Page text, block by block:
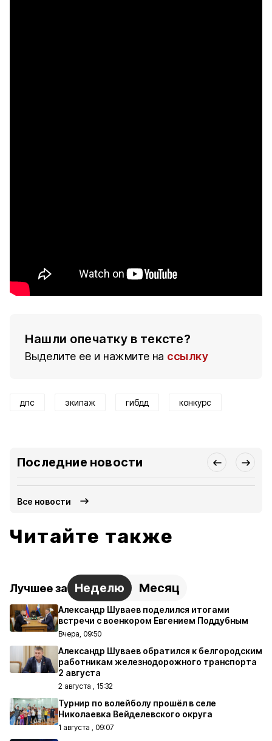
Нашли опечатку в тексте?
Выделите ее и нажмите на ссылку
дпс экипаж гибдд конкурс
Последние новости
Все новости
Читайте также
Лучшее за Неделю Месяц
Александр Шуваев поделился итогами
встречи с военкором Евгением Поддубным
Вчера, 09:50
Александр Шуваев обратился к белгородским
работникам железнодорожного транспорта
2 августа
2 августа , 15:32
Турнир по волейболу прошёл в селе
Николаевка Вейделевского округа
1 августа , 09:07